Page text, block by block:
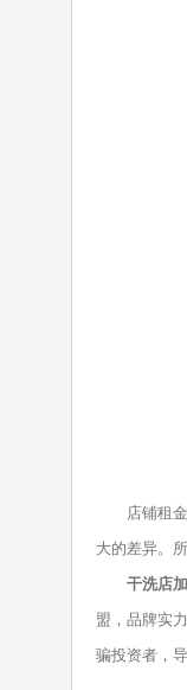
店铺租金
大的差异。
干洗店
盟，品牌实
骗投资者，